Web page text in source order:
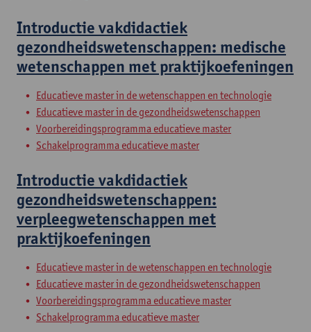
Introductie vakdidactiek
gezondheidswetenschappen: medische
wetenschappen met praktijkoefeningen
Educatieve master in de wetenschappen en technologie
Educatieve master in de gezondheidswetenschappen
Voorbereidingsprogramma educatieve master
Schakelprogramma educatieve master
Introductie vakdidactiek
gezondheidswetenschappen:
verpleegwetenschappen met
praktijkoefeningen
Educatieve master in de wetenschappen en technologie
Educatieve master in de gezondheidswetenschappen
Voorbereidingsprogramma educatieve master
Schakelprogramma educatieve master